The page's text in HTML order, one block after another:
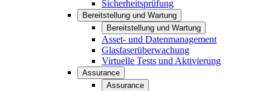
Sicherheitsprüfung
Bereitstellung und Wartung
Bereitstellung und Wartung
Asset- und Datenmanagement
Glasfaserüberwachung
Virtuelle Tests und Aktivierung
Assurance
Assurance